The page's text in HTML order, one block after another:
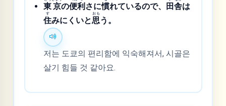
東京の便利 さに慣れているので、 田舎は
住
す
みにくいと思
おも
う。
저는 도쿄의 편리함에 익숙해져서, 시골은
살기 힘들 것 같아요.